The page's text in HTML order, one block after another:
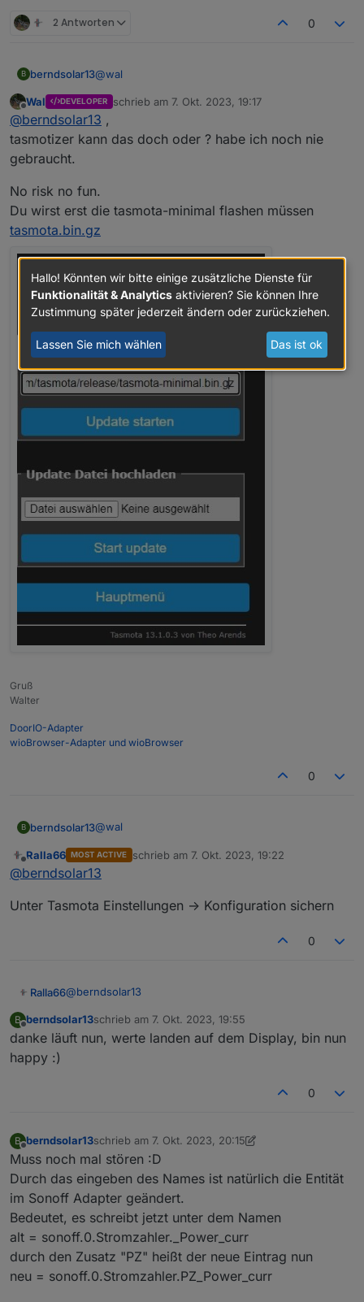
2 Antworten 0
B berndsolar13@wal
kann man vorher die alte "notfalls" auslesen und
sichern ?
Dann könnte ich sie mit tamotizer zurück
Offline
Wal DEVELOPER schrieb am 7. Okt. 2023, 19:17
zuletzt editiert von
@berndsolar13 ,
tasmotizer kann das doch oder ? habe ich noch nie
gebraucht.
No risk no fun.
Du wirst erst die tasmota-minimal flashen müssen
tasmota.bin.gz
Gruß
Walter
DoorIO-Adapter
wioBrowser-Adapter und wioBrowser
0
B berndsolar13@wal
kann man vorher die alte "notfalls" auslesen und
sichern ?
schieben
Offline
Ralla66 MOST ACTIVE schrieb am 7. Okt. 2023, 19:22
zuletzt editiert von
@berndsolar13
Unter Tasmota Einstellungen -> Konfiguration sichern
0
Ralla66@berndsolar13
Unter Tasmota Einstellungen -> Konfiguration sichern
B
Offline
berndsolar13schrieb am 7. Okt. 2023, 19:55
zuletzt editiert von
danke läuft nun, werte landen auf dem Display, bin nun
happy :)
0
B berndsolar13schrieb am 7. Okt. 2023, 20:15
zuletzt editiert von berndsolar13
Muss noch mal stören :D
Durch das eingeben des Names ist natürlich die Entität
im Sonoff Adapter geändert.
Bedeutet, es schreibt jetzt unter dem Namen
alt = sonoff.0.Stromzahler._Power_curr
durch den Zusatz "PZ" heißt der neue Eintrag nun
neu = sonoff.0.Stromzahler.PZ_Power_curr
Hallo! Könnten wir bitte einige zusätzliche Dienste für
Funktionalität & Analytics aktivieren? Sie können Ihre
Zustimmung später jederzeit ändern oder zurückziehen.
Lassen Sie mich wählen Das ist ok